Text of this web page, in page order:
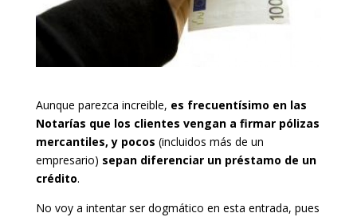
Aunque parezca increible, es frecuentísimo en las
Notarías que los clientes vengan a firmar pólizas
mercantiles, y pocos (incluidos más de un
empresario) sepan diferenciar un préstamo de un
crédito.
No voy a intentar ser dogmático en esta entrada, pues